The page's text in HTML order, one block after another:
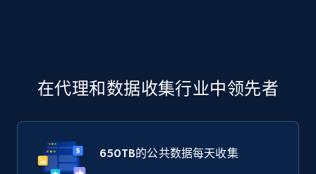
在代理和数据收集行业中领先者
650TB的公共数据每天收集